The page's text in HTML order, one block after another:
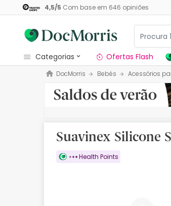
4,5/5 Com base em 646 opiniões
categorias
Dermocosmetica
Nossa marca
Medicamentos
Cosmética
Ofertas Flash
DocMorris Bebés Acessórios
Suavinex Silicone
Health Points